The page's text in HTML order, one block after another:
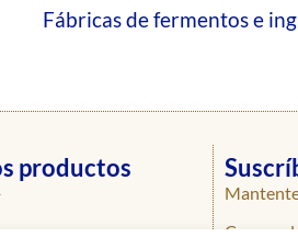
Fábricas de fermentos e
productos
Correo